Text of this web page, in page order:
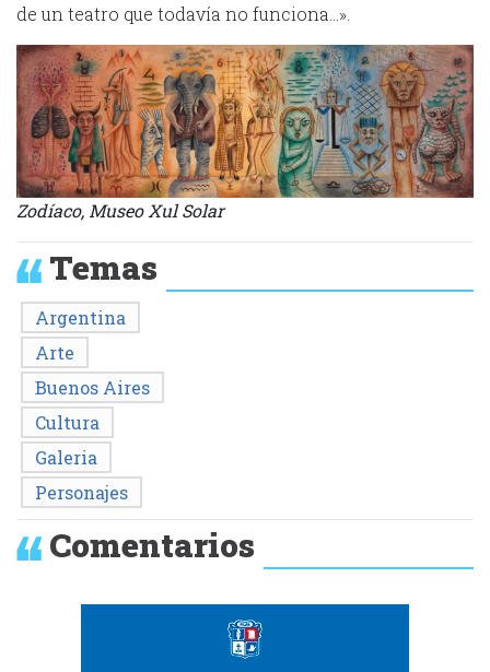
de un teatro que todavía no funciona…».
Zodíaco, Museo Xul Solar
Temas
Argentina
Arte
Buenos Aires
Cultura
Galeria
Personajes
Comentarios